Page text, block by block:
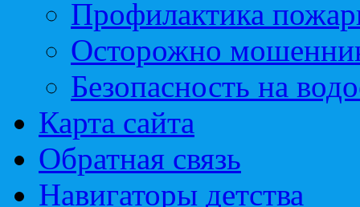
Профилактика
Осторожно
Безопасность на
Карта сайта
Обратная связь
Навигаторы детства